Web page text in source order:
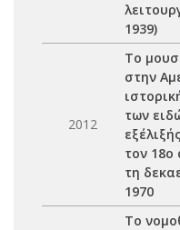
1939)
2012
Το
στην
των
τον 18ο
τη
1970
Το